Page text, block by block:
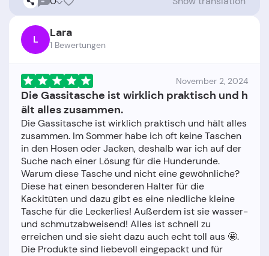
L Lara
1 Bewertungen
November 2, 2024
Die Gassitasche ist wirklich praktisch und h
ält alles zusammen.
Die Gassitasche ist wirklich praktisch und hält alles
zusammen. Im Sommer habe ich oft keine Taschen
in den Hosen oder Jacken, deshalb war ich auf der
Suche nach einer Lösung für die Hunderunde.
Warum diese Tasche und nicht eine gewöhnliche?
Diese hat einen besonderen Halter für die
Kackitüten und dazu gibt es eine niedliche kleine
Tasche für die Leckerlies! Außerdem ist sie wasser-
und schmutzabweisend! Alles ist schnell zu
erreichen und sie sieht dazu auch echt toll aus 🤩.
Die Produkte sind liebevoll eingepackt und für